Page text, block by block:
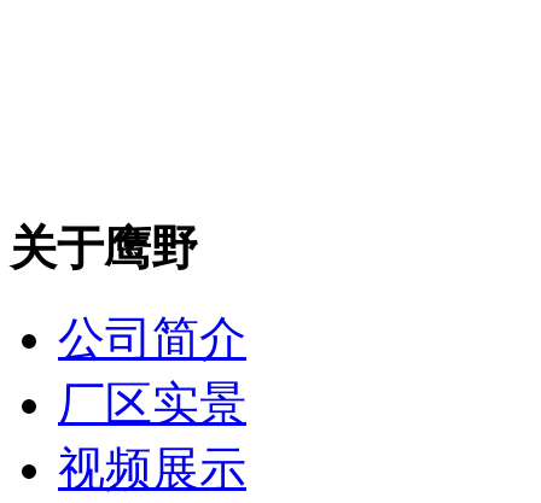
关于鹰野
公司简介
厂区实景
视频展示